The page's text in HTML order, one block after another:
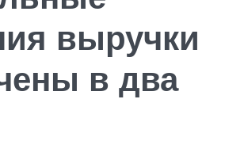
выручки
в два